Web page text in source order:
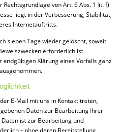
von Art. 6 Abs. 1 lit. f)
liegt in der Verbesserung, Stabilität,
Internetauftritts.
sieben Tage wieder gelöscht, soweit
erforderlich ist.
Klärung eines Vorfalls ganz
E-Mail mit uns in Kontakt treten,
Daten zur Bearbeitung Ihrer
ist zur Bearbeitung und
– ohne deren Bereitstellung